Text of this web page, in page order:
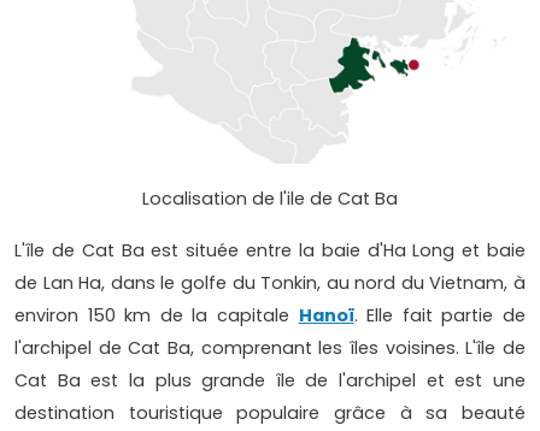
Localisation de l'ile de Cat Ba
L'île de Cat Ba est située entre la baie d'Ha Long et baie
de Lan Ha, dans le golfe du Tonkin, au nord du Vietnam, à
environ 150 km de la capitale Hanoï. Elle fait partie de
l'archipel de Cat Ba, comprenant les îles voisines. L'île de
Cat Ba est la plus grande île de l'archipel et est une
destination touristique populaire grâce à sa beauté